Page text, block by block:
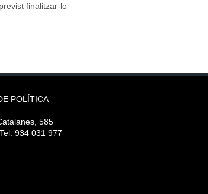
finalitzar-lo
POLÍTICA
585
934 031 977